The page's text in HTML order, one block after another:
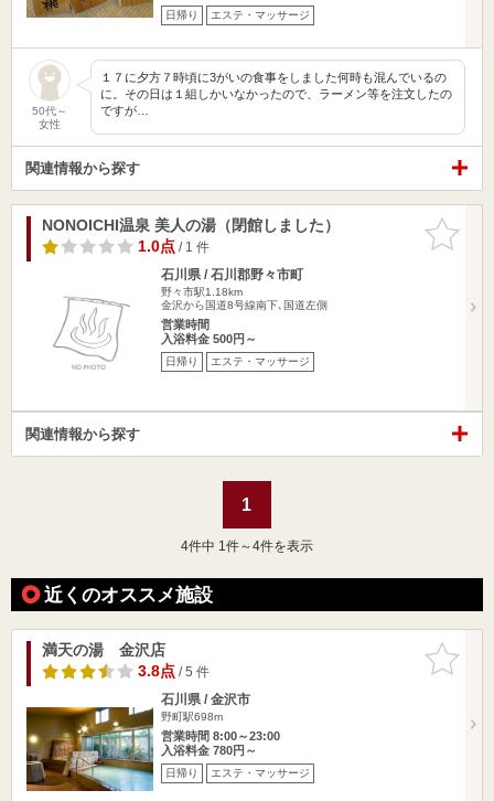
日帰り エステ・マッサージ
50代～
女性
１７に夕方７時頃に3がいの食事をしました何時も混んでいるの
に。その日は１組しかいなかったので、ラーメン等を注文したの
ですが…
関連情報から探す
お気に入
りに追加
NONOICHI温泉 美人の湯（閉館しました）
1.0点/ 1 件
石川県 / 石川郡野々市町
野々市駅1.18km
金沢から国道8号線南下､国道左側
営業時間
入浴料金 500円～
日帰り エステ・マッサージ
関連情報から探す
1
4件中 1件～4件を表示
近くのオススメ施設
お気に入
りに追加
満天の湯 金沢店
3.8点/ 5 件
石川県 / 金沢市
野町駅698m
営業時間 8:00～23:00
入浴料金 780円～
日帰り エステ・マッサージ